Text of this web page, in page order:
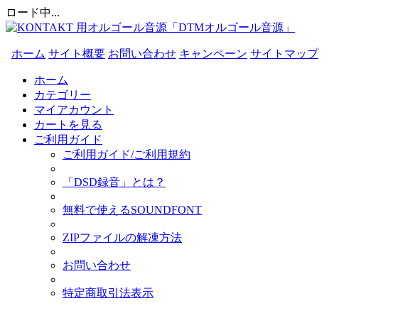
ロード中...
ホーム サイト概要 お問い合わせ キャンペーン サイトマップ
ホーム
カテゴリー
マイアカウント
カートを見る
ご利用ガイド
ご利用ガイド/ご利用規約
「DSD録音」とは？
無料で使えるSOUNDFONT
ZIPファイルの解凍方法
お問い合わせ
特定商取引法表示